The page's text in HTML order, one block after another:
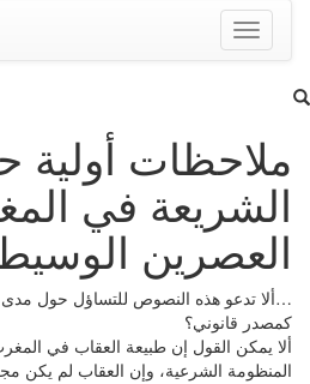
Toggle
navigation
ملاحظات أولية
الشريعة في
العصرين
…ألا تدعو هذه النصوص للتساؤل حول مدى
كمصدر قانوني؟
ألا يمكن القول إن طبيعة العقاب في
المنظومة الشرعية، وإن العقاب لم يكن